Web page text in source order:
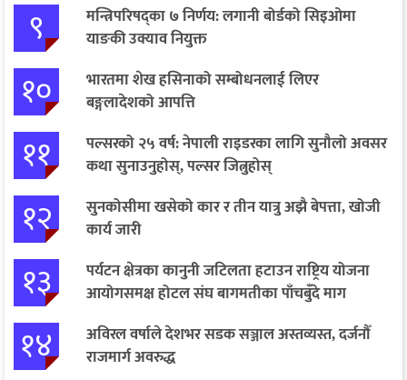
९
मन्त्रिपरिषद्का ७ निर्णय: लगानी बोर्डको सिइओमा
याङकी उक्याव नियुक्त
१०
भारतमा शेख हसिनाको सम्बोधनलाई लिएर
बङ्गलादेशको आपत्ति
११
पल्सरको २५ वर्ष: नेपाली राइडरका लागि सुनौलो अवसर
कथा सुनाउनुहोस्, पल्सर जित्नुहोस्
१२
सुनकोसीमा खसेको कार र तीन यात्रु अझै बेपत्ता, खोजी
कार्य जारी
१३
पर्यटन क्षेत्रका कानुनी जटिलता हटाउन राष्ट्रिय योजना
आयोगसमक्ष होटल संघ बागमतीका पाँचबुँदे माग
१४
अविरल वर्षाले देशभर सडक सञ्जाल अस्तव्यस्त, दर्जनौँ
राजमार्ग अवरुद्ध